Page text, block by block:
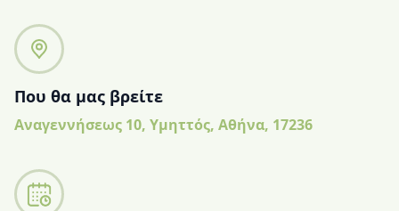
Που θα μας βρείτε
Αναγεννήσεως 10, Υμηττός, Αθήνα, 17236